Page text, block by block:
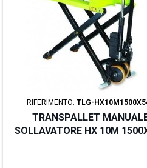
RIFERIMENTO: TLG-
TRANSPALLET
SOLLAVATORE HX 10M